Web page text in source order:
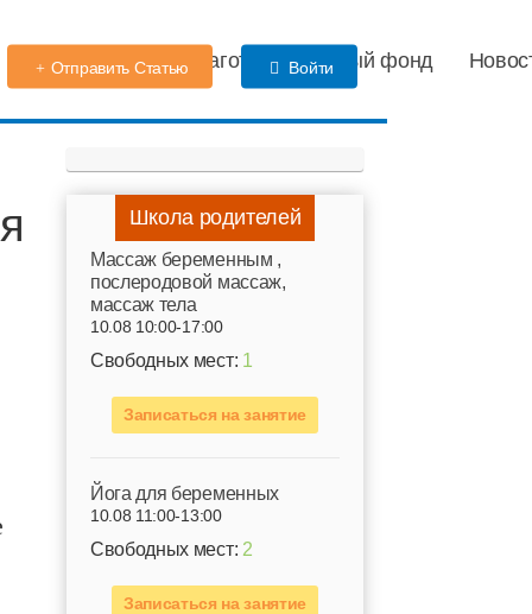
Детский сад Благотворительный фонд
Отправить Статью Войти
Школа родителей
Mассаж беременным ,
послеродовой массаж,
массаж тела
10.08 10:00-17:00
Свободных мест: 1
Записаться на занятие
Йога для беременных
10.08 11:00-13:00
Свободных мест: 2
Записаться на занятие